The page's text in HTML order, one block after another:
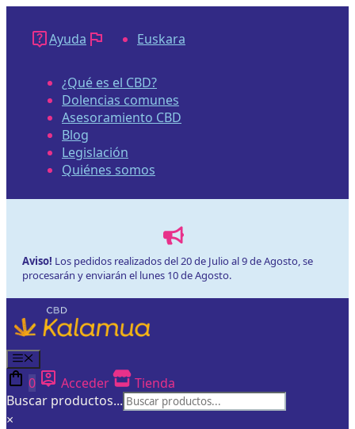
contenido
Ayuda Euskara
¿Qué es el CBD?
Dolencias comunes
Asesoramiento CBD
Blog
Legislación
Quiénes somos
Aviso! Los pedidos realizados del 20 de Julio al 9 de Agosto, se
procesarán y enviarán el lunes 10 de Agosto.
0 Acceder
Tienda
Buscar productos...
×